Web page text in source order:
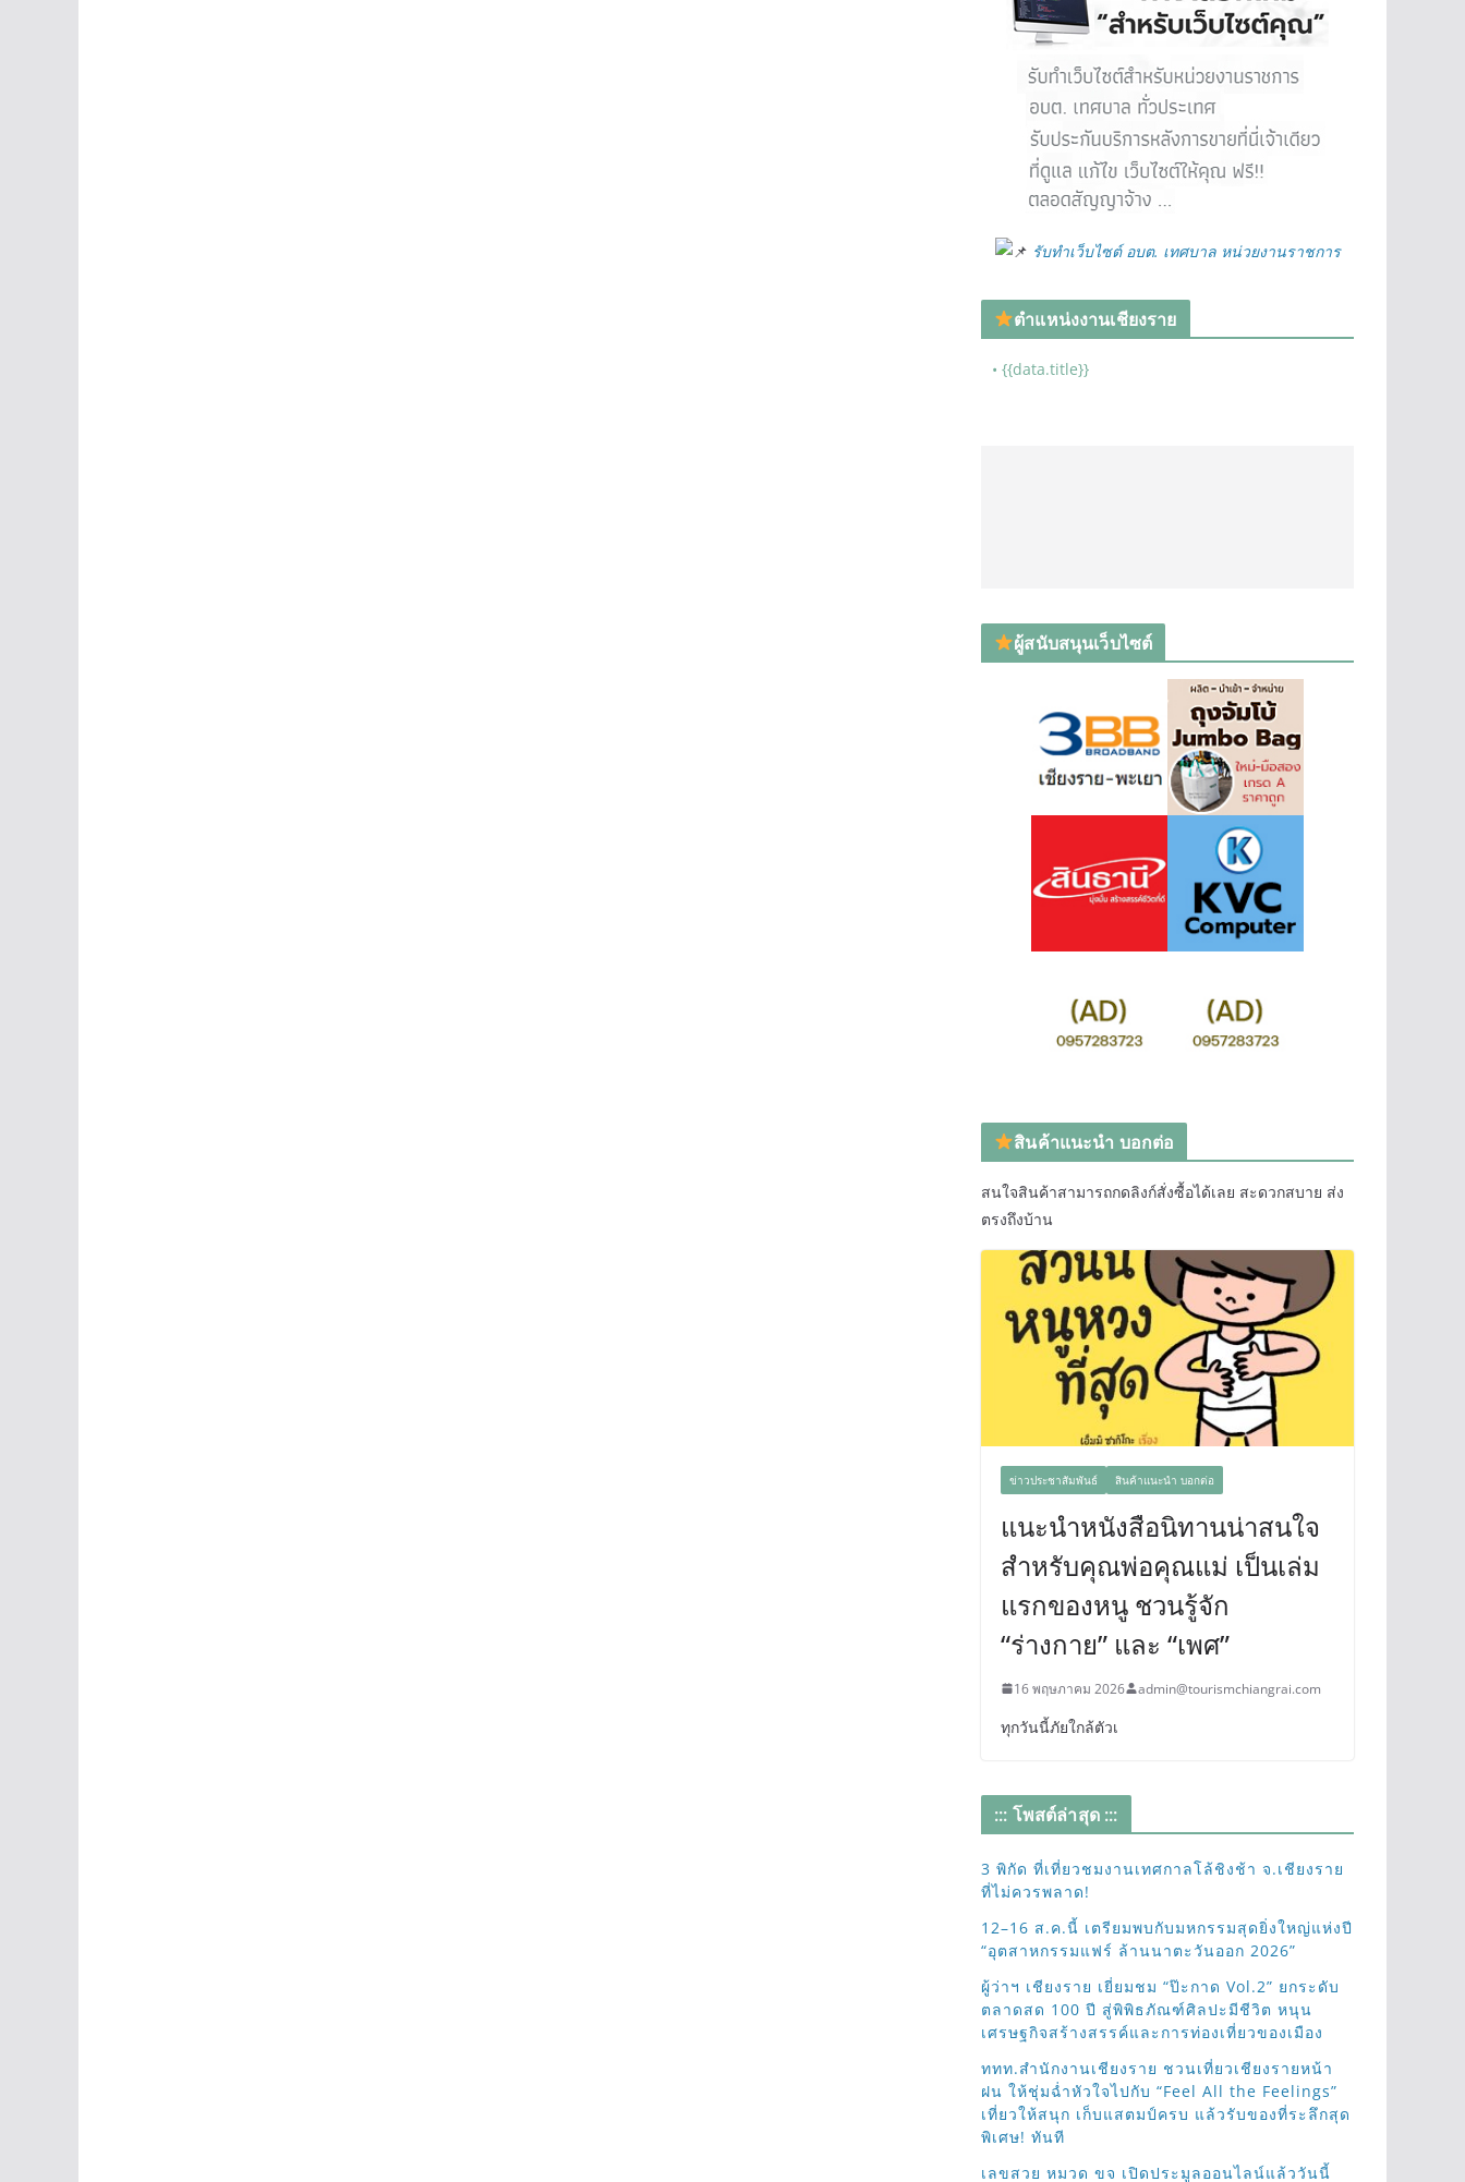
รับทำเว็บไซต์ อบต. เทศบาล หน่วยงานราชการ
ตำแหน่งงานเชียงราย
• {{data.title}}
ผู้สนับสนุนเว็บไซต์
สินค้าแนะนำ บอกต่อ
สนใจสินค้าสามารถกดลิงก์สั่งซื้อได้เลย สะดวกสบาย ส่ง
ตรงถึงบ้าน
ข่าวประชาสัมพันธ์ สินค้าแนะนำ บอกต่อ
แนะนำหนังสือนิทานน่าสนใจ
สำหรับคุณพ่อคุณแม่ เป็นเล่ม
แรกของหนู ชวนรู้จัก
“ร่างกาย” และ “เพศ”
16 พฤษภาคม 2026 admin@tourismchiangrai.com
ทุกวันนี้ภัยใกล้ตัวเ
::: โพสต์ล่าสุด :::
3 พิกัด ที่เที่ยวชมงานเทศกาลโล้ชิงช้า จ.เชียงราย
ที่ไม่ควรพลาด!
12–16 ส.ค.นี้ เตรียมพบกับมหกรรมสุดยิ่งใหญ่แห่งปี
“อุตสาหกรรมแฟร์ ล้านนาตะวันออก 2026”
ผู้ว่าฯ เชียงราย เยี่ยมชม “ป๊ะกาด Vol.2” ยกระดับ
ตลาดสด 100 ปี สู่พิพิธภัณฑ์ศิลปะมีชีวิต หนุน
เศรษฐกิจสร้างสรรค์และการท่องเที่ยวของเมือง
ททท.สำนักงานเชียงราย ชวนเที่ยวเชียงรายหน้า
ฝน ให้ชุ่มฉ่ำหัวใจไปกับ “Feel All the Feelings”
เที่ยวให้สนุก เก็บแสตมป์ครบ แล้วรับของที่ระลึกสุด
พิเศษ! ทันที
เลขสวย หมวด ขจ เปิดประมูลออนไลน์แล้ววันนี้